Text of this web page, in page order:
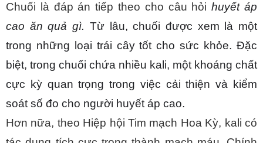
Chuối là đáp án tiếp theo cho câu hỏi huyết áp
cao ăn quả gì. Từ lâu, chuối được xem là một
trong những loại trái cây tốt cho sức khỏe. Đặc
biệt, trong chuối chứa nhiều kali, một khoáng chất
cực kỳ quan trọng trong việc cải thiện và kiểm
soát số đo cho người huyết áp cao.
Hơn nữa, theo Hiệp hội Tim mạch Hoa Kỳ, kali có